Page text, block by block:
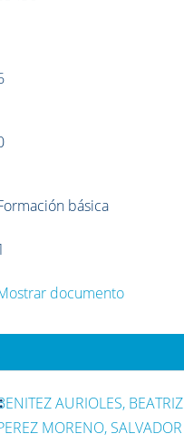
básica
documento
AURIOLES, BEATRIZ
MORENO, SALVADOR